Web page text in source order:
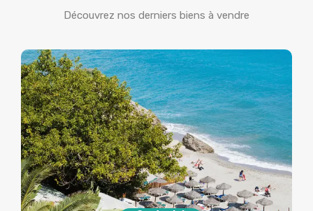
Découvrez nos derniers biens à vendre